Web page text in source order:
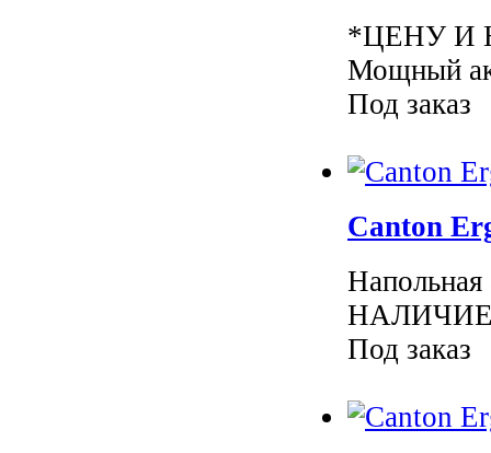
*ЦЕНУ И
Мощный
Под заказ
Canton
НАЛИЧИЕ
Под заказ